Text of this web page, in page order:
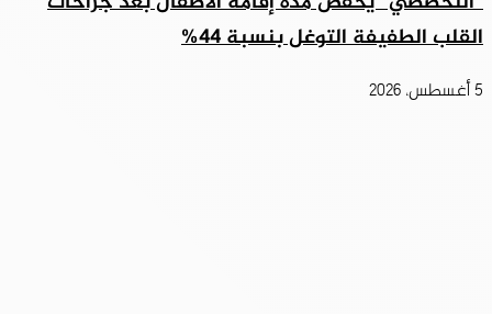
القلب الطفيفة التوغل بنسبة 44%
5 أغسطس، 2026